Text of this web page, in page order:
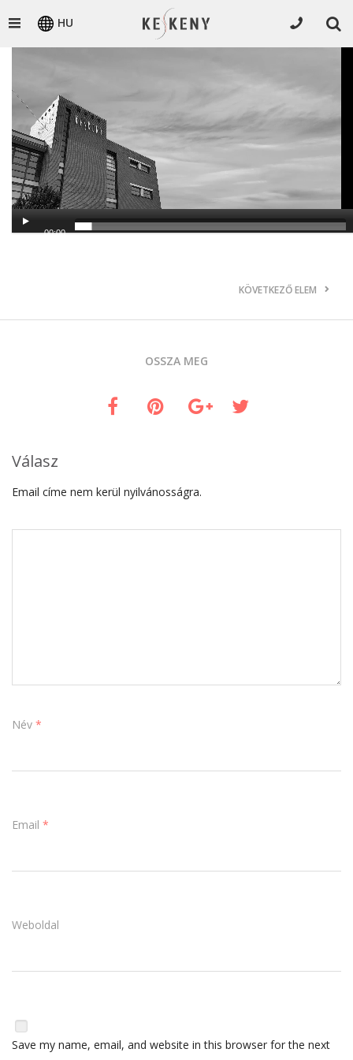
HU
00:00
KÖVETKEZŐ ELEM
OSSZA MEG
Válasz
Email címe nem kerül nyilvánosságra.
Név *
Email *
Weboldal
Save my name, email, and website in this browser for the next